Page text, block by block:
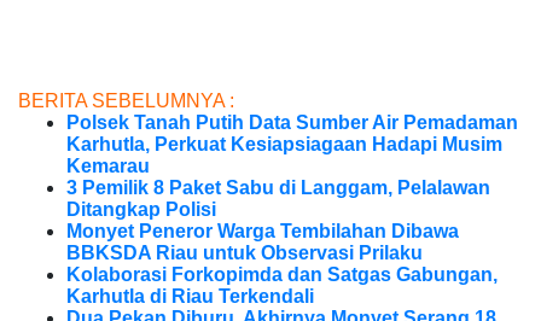
BERITA SEBELUMNYA :
Polsek Tanah Putih Data Sumber Air Pemadaman
Karhutla, Perkuat Kesiapsiagaan Hadapi Musim
Kemarau
3 Pemilik 8 Paket Sabu di Langgam, Pelalawan
Ditangkap Polisi
Monyet Peneror Warga Tembilahan Dibawa
BBKSDA Riau untuk Observasi Prilaku
Kolaborasi Forkopimda dan Satgas Gabungan,
Karhutla di Riau Terkendali